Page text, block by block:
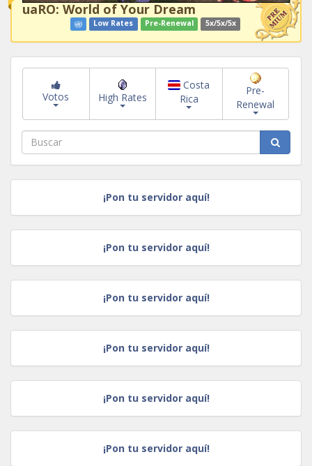
uaRO: World of Your Dream
Low Rates Pre-Renewal 5x/5x/5x
Votos High Rates
Costa
Rica
Pre-
Renewal
¡Pon tu servidor aquí!
¡Pon tu servidor aquí!
¡Pon tu servidor aquí!
¡Pon tu servidor aquí!
¡Pon tu servidor aquí!
¡Pon tu servidor aquí!